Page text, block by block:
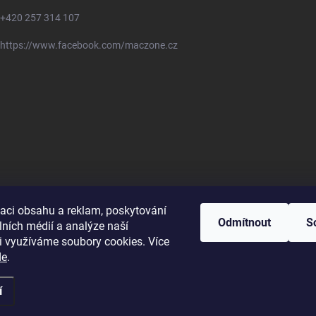
obsahu a reklam, poskytování
médií a analýze naší
využíváme soubory cookies. Více
.
Odmítnout
+420 257 314 107
https://www.facebook.com/maczone.cz
nastavení cookies